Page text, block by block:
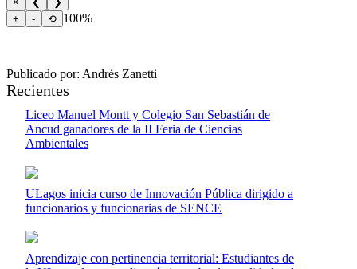
+
- ⟲ 100%
Publicado por: Andrés Zanetti
Recientes
Liceo Manuel Montt y Colegio San Sebastián de
Ancud ganadores de la II Feria de Ciencias
Ambientales
ULagos inicia curso de Innovación Pública dirigido a
funcionarios y funcionarias de SENCE
Aprendizaje con pertinencia territorial: Estudiantes de